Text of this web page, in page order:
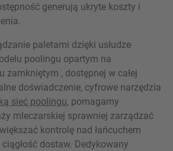
generują ukryte koszty i
paletami dzięki usłudze
poolingu opartym na
zamkniętym , dostępnej w całej
doświadczenie, cyfrowe narzędzia
sieć poolingu, pomagamy
mleczarskiej sprawniej zarządzać
kontrolę nad łańcuchem
dostaw. Dedykowany